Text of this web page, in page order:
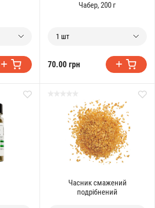
Чабер, 200 г
1 шт
70.00 грн
Часник смажений
подрібнений